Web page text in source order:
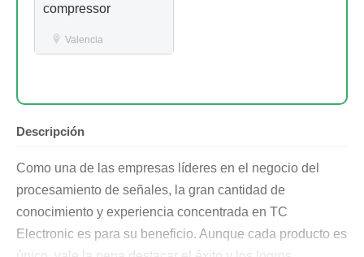
compressor
Valencia
Descripción
Como una de las empresas líderes en el negocio del
procesamiento de señales, la gran cantidad de
conocimiento y experiencia concentrada en TC
Electronic es para su beneficio. Aunque cada producto es